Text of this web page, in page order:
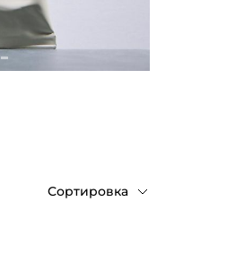
Сортировка